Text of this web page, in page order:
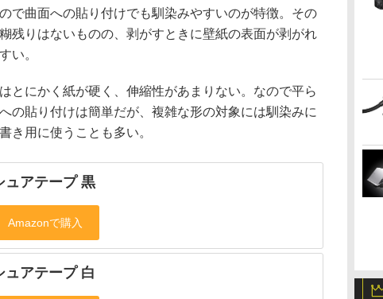
で曲面への貼り付けでも馴染みやすいのが特徴。その
残りはないものの、剥がすときに壁紙の表面が剥がれ
い。
とにかく紙が硬く、伸縮性があまりない。なので平ら
の貼り付けは簡単だが、複雑な形の対象には馴染みに
き用に使うことも多い。
ュアテープ 黒
ュアテープ 白